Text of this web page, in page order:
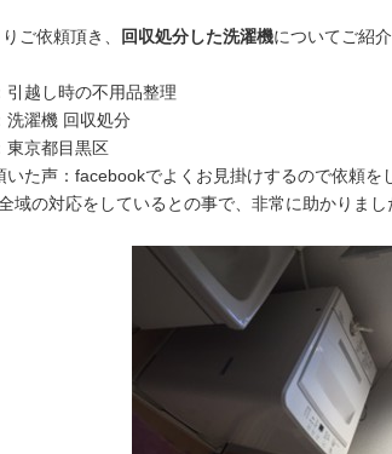
ご依頼頂き、 回収処分した洗濯機についてご紹介
引越し時の不用品整理
洗濯機 回収処分
東京都目黒区
いた声：facebookでよくお見掛けするので依頼を
域の対応をしているとの事で、非常に助かりまし